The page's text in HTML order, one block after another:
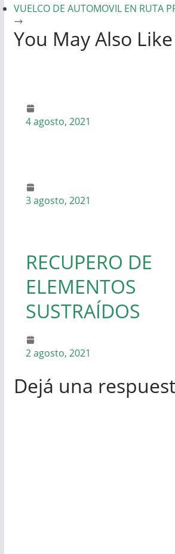
p
o
e
e
g
r
VUELCO DE AUTOMOVIL EN RUTA
You May Also Like
4 agosto, 2021
3 agosto, 2021
RECUPERO DE
ELEMENTOS
SUSTRAÍDOS
2 agosto, 2021
Dejá una